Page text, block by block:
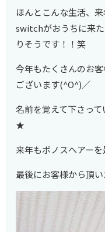
ほんとこんな生活、
switchがおうちに来
りそうです！！笑
今年もたくさんのお
ございます(^O^)／
名前を覚えて下さっ
★
来年もボノスへアー
最後にお客様から頂